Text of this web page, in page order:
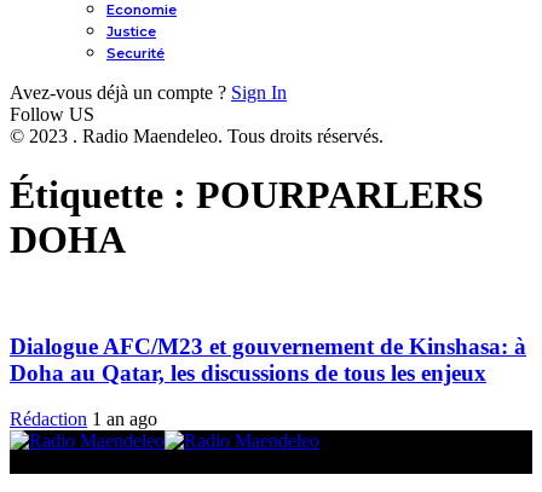
Economie
Justice
Securité
Avez-vous déjà un compte ? Sign In
Follow US
© 2023 . Radio Maendeleo. Tous droits réservés.
Étiquette : POURPARLERS
DOHA
Dialogue AFC/M23 et gouvernement de Kinshasa: à
Doha au Qatar, les discussions de tous les enjeux
Rédaction 1 an ago